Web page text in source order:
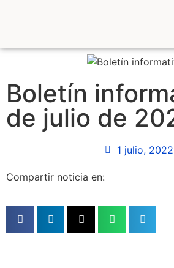
Boletín
de julio de
1 julio, 2022
Compartir noticia en: